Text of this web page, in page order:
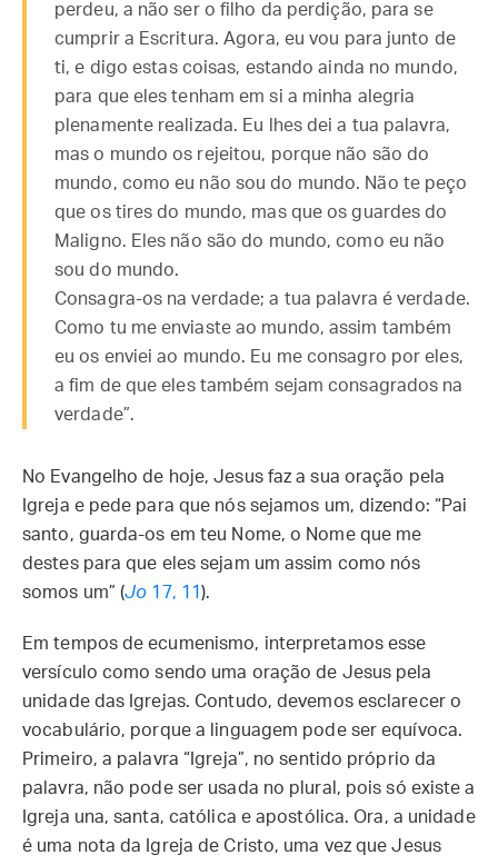
perdeu, a não ser o filho da perdição, para se
cumprir a Escritura. Agora, eu vou para junto de
ti, e digo estas coisas, estando ainda no mundo,
para que eles tenham em si a minha alegria
plenamente realizada. Eu lhes dei a tua palavra,
mas o mundo os rejeitou, porque não são do
mundo, como eu não sou do mundo. Não te peço
que os tires do mundo, mas que os guardes do
Maligno. Eles não são do mundo, como eu não
sou do mundo.
Consagra-os na verdade; a tua palavra é verdade.
Como tu me enviaste ao mundo, assim também
eu os enviei ao mundo. Eu me consagro por eles,
a fim de que eles também sejam consagrados na
verdade”.
No Evangelho de hoje, Jesus faz a sua oração pela
Igreja e pede para que nós sejamos um, dizendo: “Pai
santo, guarda-os em teu Nome, o Nome que me
destes para que eles sejam um assim como nós
somos um” (Jo 17, 11).
Em tempos de ecumenismo, interpretamos esse
versículo como sendo uma oração de Jesus pela
unidade das Igrejas. Contudo, devemos esclarecer o
vocabulário, porque a linguagem pode ser equívoca.
Primeiro, a palavra “Igreja”, no sentido próprio da
palavra, não pode ser usada no plural, pois só existe a
Igreja una, santa, católica e apostólica. Ora, a unidade
é uma nota da Igreja de Cristo, uma vez que Jesus